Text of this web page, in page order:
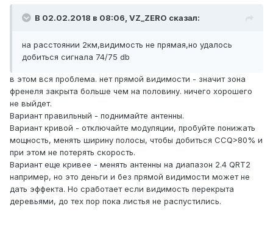
В 02.02.2018 в 08:06, VZ_ZERO сказал:
на расстоянии 2км,видимость не прямая,но удалось
добиться сигнала 74/75 db
в этом вся проблема. нет прямой видимости - значит зона
френеля закрыта больше чем на половину. ничего хорошего
не выйдет.
Вариант правильный - поднимайте антенны.
Вариант кривой - отключайте модуляции, пробуйте понижать
мощность, менять ширину полосы, чтобы добиться CCQ>80% и
при этом не потерять скорость.
Вариант еще кривее - менять антенны на диапазон 2.4 QRT2
например, но это деньги и без прямой видимости может не
дать эффекта. Но сработает если видимость перекрыта
деревьями, до тех пор пока листья не распустились.